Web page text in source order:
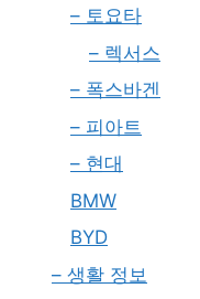
– 토요타
– 렉서스
– 폭스바겐
– 피아트
– 현대
BMW
BYD
– 생활 정보